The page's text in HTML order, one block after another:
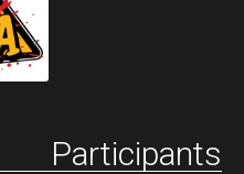
Participants